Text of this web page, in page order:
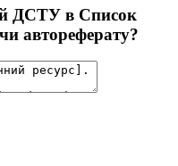
ДСТУ в Список
чи автореферату?